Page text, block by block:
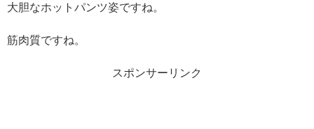
大胆なホットパンツ姿ですね。
筋肉質ですね。
スポンサーリンク